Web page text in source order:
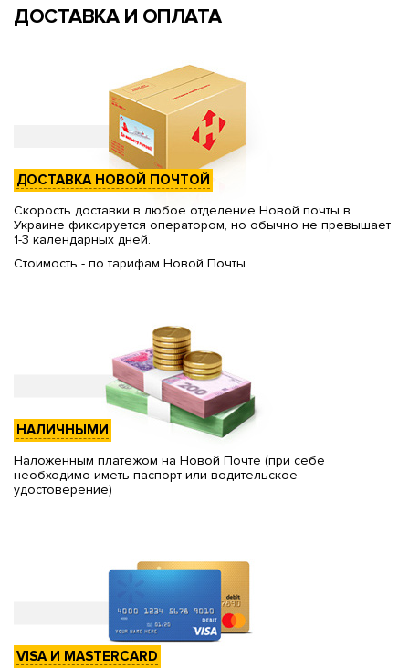
ДОСТАВКА И ОПЛАТА
ДОСТАВКА НОВОЙ ПОЧТОЙ
Скорость доставки в любое отделение Новой почты в
Украине фиксируется оператором, но обычно не превышает
1-3 календарных дней.
Стоимость - по тарифам Новой Почты.
НАЛИЧНЫМИ
Наложенным платежом на Новой Почте (при себе
необходимо иметь паспорт или водительское
удостоверение)
VISA И MASTERCARD